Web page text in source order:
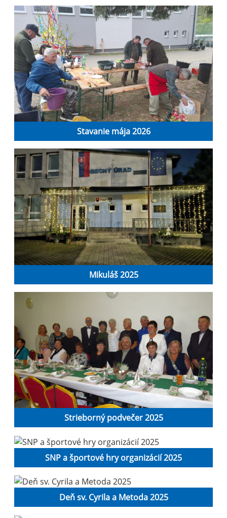
Stavanie mája 2026
Mikuláš 2025
Strieborný podvečer 2025
SNP a športové hry organizácií 2025
Deň sv. Cyrila a Metoda 2025